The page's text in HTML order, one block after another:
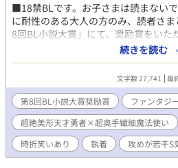
■18禁BLです。お子さまは読まない
に耐性のある大人の方のみ、読者さ
8回BL小説大賞」にて、奨励賞をい
化に伴い、アルファポリスでの全話
■2023年10月現在、本編1巻・番外
https://www.amazon.co.jp/dp/
ボリュームです。挿絵付いてます。
https://www.amazon.co.jp/dp/
1） 書き下ろしあり。
https://www.amazon.co.jp/dp/
2） 書き下ろしあり。 ★上記URLコ
「たいよう一花」で検索してね。
続きを読む
文字数 27,741 最
第8回BL小説大賞奨励賞 ファンタジ
超絶美形天才勇者×超奥手繊細魔法使い
時折笑いあり
執着 攻めが若干S